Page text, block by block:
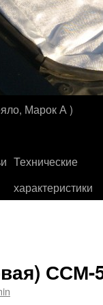
Марок А )
Технические
характеристики
ССМ-